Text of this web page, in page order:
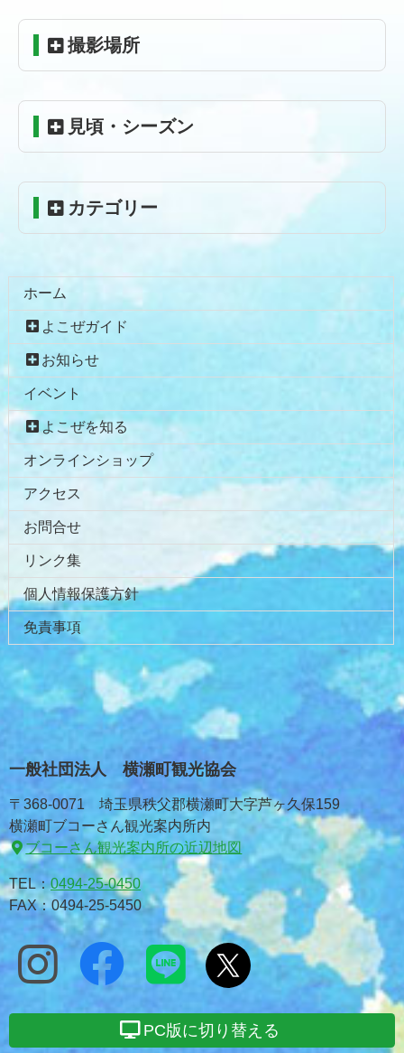
ン
ン
本
の
ー
の
頭
戻
撮影場所
見頃・シーズン
カテゴリー
ホーム
よこぜガイド
お知らせ
イベント
よこぜを知る
オンラインショップ
アクセス
お問合せ
リンク集
個人情報保護方針
免責事項
一般社団法人 横瀬町観光協会
〒368-0071 埼玉県秩父郡横瀬町大字芦ヶ久保159
横瀬町ブコーさん観光案内所内
ブコーさん観光案内所の近辺地図
TEL：0494-25-0450
FAX：0494-25-5450
PC版に切り替える